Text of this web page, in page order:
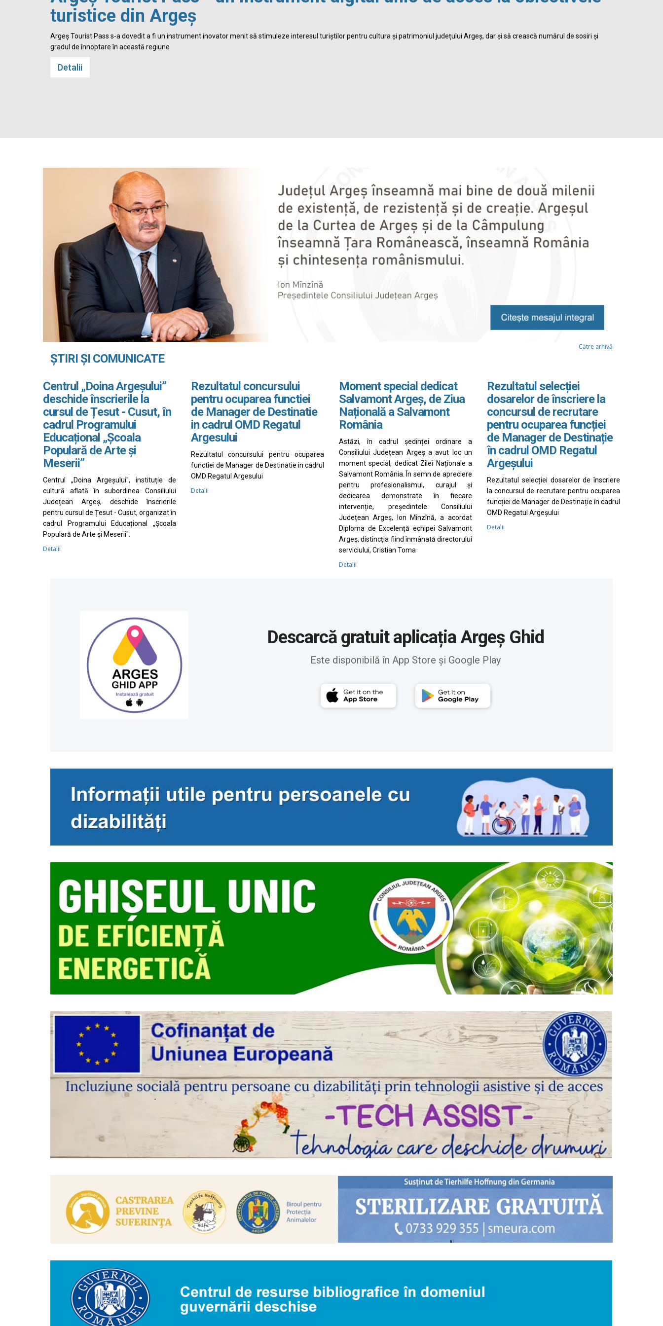
turistice din Argeș
Argeș Tourist Pass s-a dovedit a fi un instrument inovator menit să stimuleze interesul turiștilor pentru cultura și patrimoniul județului Argeș, dar și să crească numărul de sosiri și
gradul de înnoptare în această regiune
Detalii
ȘTIRI ȘI COMUNICATE
Către arhivă
Centrul „Doina Argeșului”
deschide înscrierile la
cursul de Țesut - Cusut, în
cadrul Programului
Educațional „Școala
Populară de Arte și
Meserii”
Centrul „Doina Argeșului", instituție de
cultură aflată în subordinea Consiliului
Județean Argeș, deschide înscrierile
pentru cursul de Țesut - Cusut, organizat în
cadrul Programului Educațional „Școala
Populară de Arte și Meserii".
Detalii
Rezultatul concursului
pentru ocuparea functiei
de Manager de Destinatie
in cadrul OMD Regatul
Argesului
Rezultatul concursului pentru ocuparea
functiei de Manager de Destinatie in cadrul
OMD Regatul Argesului
Detalii
Moment special dedicat
Salvamont Argeș, de Ziua
Națională a Salvamont
România
Astăzi, în cadrul ședinței ordinare a
Consiliului Județean Argeș a avut loc un
moment special, dedicat Zilei Naționale a
Salvamont România. În semn de apreciere
pentru profesionalismul, curajul și
dedicarea demonstrate în fiecare
intervenție, președintele Consiliului
Județean Argeș, Ion Mînzînă, a acordat
Diploma de Excelență echipei Salvamont
Argeș, distincția fiind înmânată directorului
serviciului, Cristian Toma
Detalii
Rezultatul selecției
dosarelor de înscriere la
concursul de recrutare
pentru ocuparea funcției
de Manager de Destinație
în cadrul OMD Regatul
Argeșului
Rezultatul selecției dosarelor de înscriere
la concursul de recrutare pentru ocuparea
funcției de Manager de Destinație în cadrul
OMD Regatul Argeșului
Detalii
Descarcă gratuit aplicația Argeș Ghid
Este disponibilă în App Store și Google Play